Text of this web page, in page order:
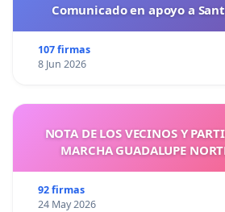
Comunicado en apoyo a
107 firmas
8 Jun 2026
NOTA DE LOS VECINOS Y
MARCHA GUADALUPE
92 firmas
24 May 2026